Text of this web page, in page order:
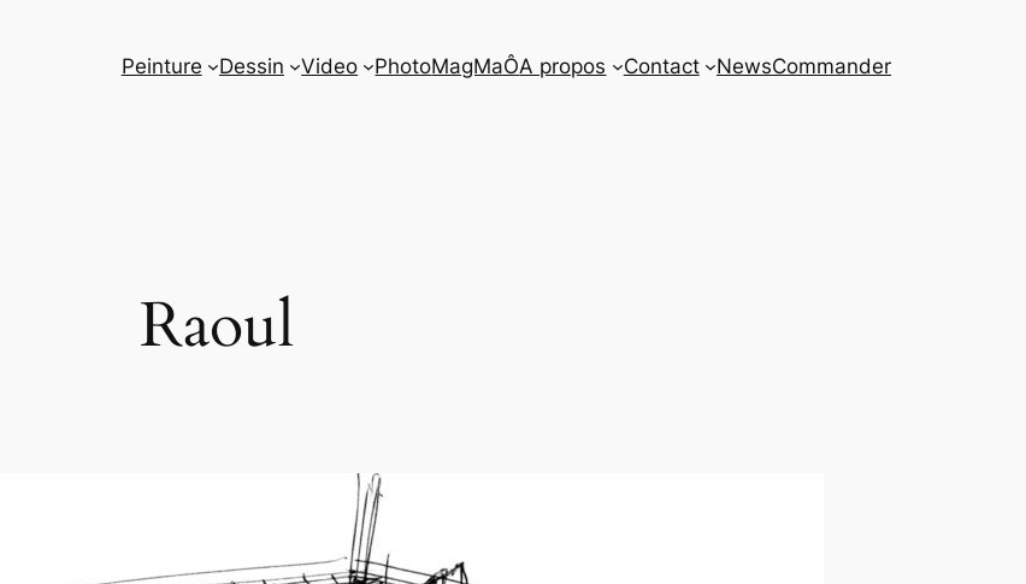
Peinture Dessin Video PhotoMagMaÔA propos Contact NewsCommander
Raoul